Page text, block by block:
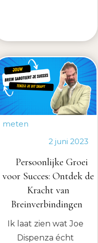
meten
2 juni 2023
Persoonlijke Groei
voor Succes: Ontdek de
Kracht van
Breinverbindingen
Ik laat zien wat Joe
Dispenza écht